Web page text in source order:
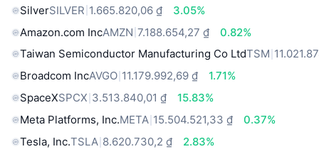
SilverSILVER 1.665.820,06 ₫
3.05%
Amazon.com IncAMZN 7.188.654,27 ₫
0.82%
Taiwan Semiconductor Manufacturing Co LtdTSM
Broadcom IncAVGO 11.179.992,69 ₫
1.71%
SpaceXSPCX 3.513.840,01 ₫
15.83%
Meta Platforms, Inc.META 15.504.521,33 ₫
0.37%
Tesla, Inc.TSLA 8.620.730,2 ₫
2.83%